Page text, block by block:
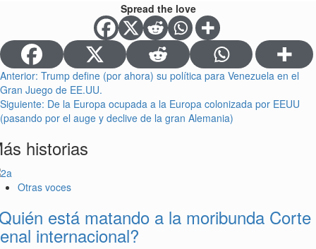
Spread the love
Anterior: Trump define (por ahora) su política para Venezuela en el
Gran Juego de EE.UU.
Siguiente: De la Europa ocupada a la Europa colonizada por EEUU
(pasando por el auge y declive de la gran Alemania)
historias
Otras voces
está matando a la moribunda Corte
internacional?